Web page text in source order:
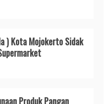
) Kota Mojokerto Sidak
Produk Pangan